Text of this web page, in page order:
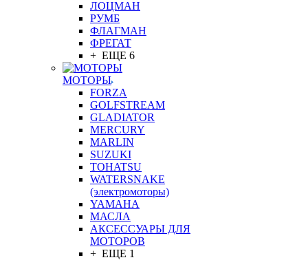
ЛОЦМАН
РУМБ
ФЛАГМАН
ФРЕГАТ
+ ЕЩЕ 6
МОТОРЫ
FORZA
GOLFSTREAM
GLADIATOR
MERCURY
MARLIN
SUZUKI
TOHATSU
WATERSNAKE
(электромоторы)
YAMAHA
МАСЛА
АКСЕССУАРЫ ДЛЯ
МОТОРОВ
+ ЕЩЕ 1